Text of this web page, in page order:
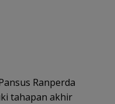
Ranperda
tahapan akhir